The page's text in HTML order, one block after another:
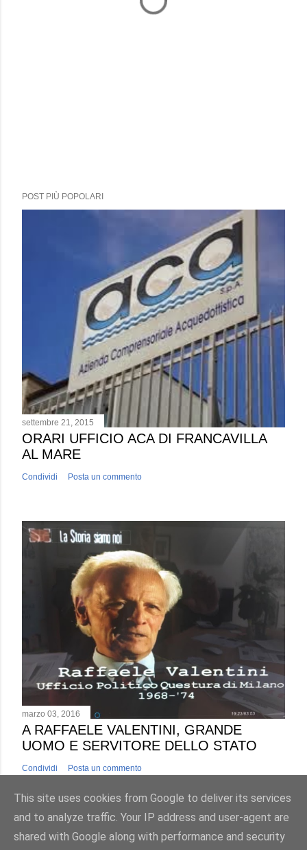
POST PIÙ POPOLARI
settembre 21, 2015
ORARI UFFICIO ACA DI FRANCAVILLA
AL MARE
Condividi Posta un commento
marzo 03, 2016
A RAFFAELE VALENTINI, GRANDE
UOMO E SERVITORE DELLO STATO
Condividi Posta un commento
This site uses cookies from Google to deliver its services
and to analyze traffic. Your IP address and user-agent are
shared with Google along with performance and security